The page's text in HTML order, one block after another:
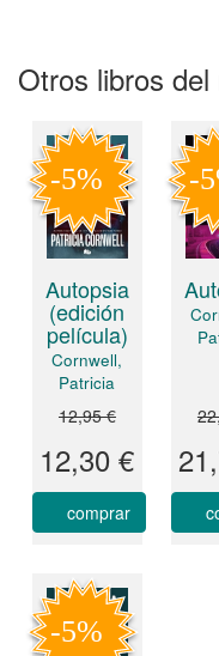
Otros libros
Autopsia
(edición
película)
Cornwell,
Patricia
12,95 €
12,30 €
comprar